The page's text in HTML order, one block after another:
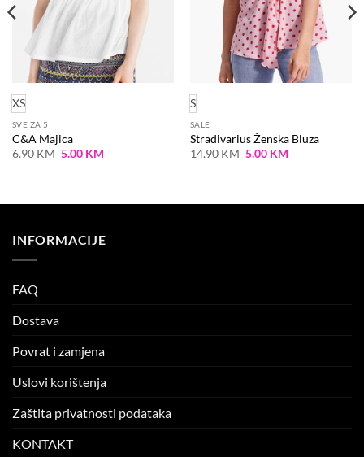
XS
SVE ZA 5
C&A Majica
6.90KM Original
5.00 KMCurrent
S
SALE
Stradivarius Ženska Bluza
14.90KM Original
5.00 KMCurrent
INFORMACIJE
FAQ
Dostava
Povrat i zamjena
Uslovi korištenja
Zaštita privatnosti podataka
KONTAKT